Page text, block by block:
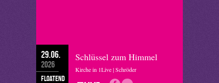
29.06.
2026
floatend
Schlüssel zum Himmel
Kirche in 1Live | Schröder